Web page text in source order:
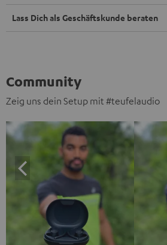
Lass Dich als Geschäftskunde beraten
Community
Zeig uns dein Setup mit #teufelaudio